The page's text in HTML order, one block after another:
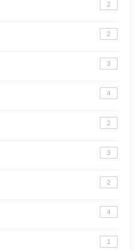
2
2
3
4
2
3
2
4
1